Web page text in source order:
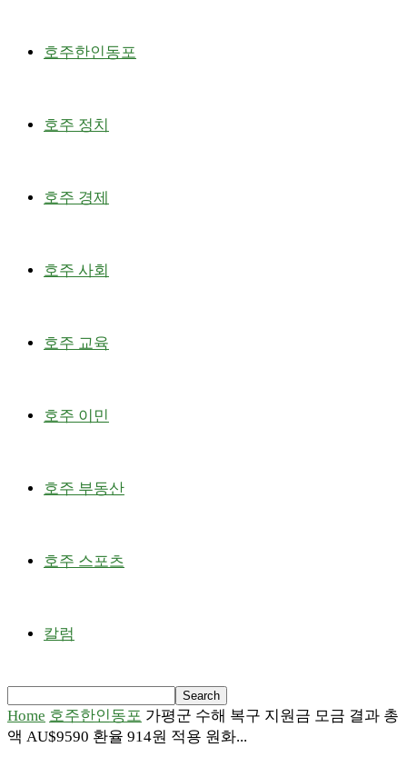
호주한인동포
호주 정치
호주 경제
호주 사회
호주 교육
호주 이민
호주 부동산
호주 스포츠
칼럼
Home 호주한인동포 가평군 수해 복구 지원금 모금 결과 총
액 AU$9590 환율 914원 적용 원화...